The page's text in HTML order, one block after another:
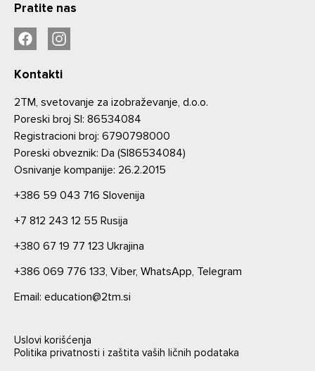
Pratite nas
Kontakti
2TM, svetovanje za izobraževanje, d.o.o.
Poreski broj SI: 86534084
Registracioni broj: 6790798000
Poreski obveznik: Da (SI86534084)
Osnivanje kompanije: 26.2.2015
+386 59 043 716 Slovenija
+7 812 243 12 55 Rusija
+380 67 19 77 123 Ukrajina
+386 069 776 133, Viber, WhatsApp, Telegram
Email: education@2tm.si
Uslovi korišćenja
Politika privatnosti i zaštita vaših ličnih podataka